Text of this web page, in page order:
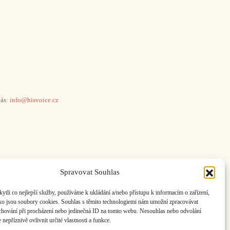
Spravovat Souhlas
co nejlepší služby, používáme k ukládání a/nebo přístupu k informacím o zařízení,
jsou soubory cookies. Souhlas s těmito technologiemi nám umožní zpracovávat
při procházení nebo jedinečná ID na tomto webu. Nesouhlas nebo odvolání
nepříznivě ovlivnit určité vlastnosti a funkce.
info@hisvoice.cz